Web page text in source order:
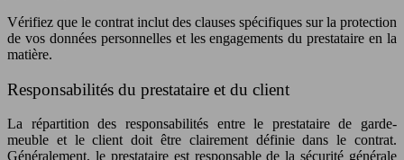
Vérifiez que le contrat inclut des clauses spécifiques sur la protection
de vos données personnelles et les engagements du prestataire en la
matière.
Responsabilités du prestataire et du client
La répartition des responsabilités entre le prestataire de garde-
meuble et le client doit être clairement définie dans le contrat.
Généralement, le prestataire est responsable de la sécurité générale